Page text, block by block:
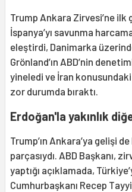
Trump Ankara Zirvesi’ne ilk
İspanya’yı savunma
eleştirdi, Danimarka
Grönland’ın ABD’nin
yineledi ve İran
zor durumda bıraktı.
Erdoğan'la yakınlık
Trump’ın Ankara’ya gelişi
parçasıydı. ABD Başkanı,
yaptığı açıklamada,
Cumhurbaşkanı Recep